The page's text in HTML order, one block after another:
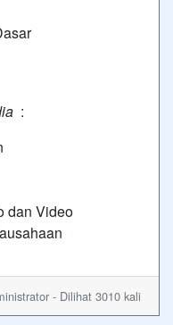
:
dan Video
- Dilihat 3010 kali